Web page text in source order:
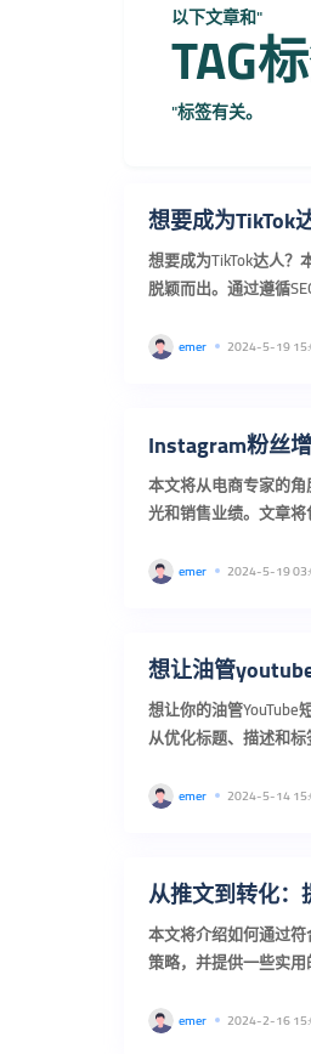
以下文章和"
TAG
"标签有关。
想要成为TikTok
想要成为TikTok达人
脱颖而出。通过遵循
emer 2024-5-19
Instagram粉丝
本文将从电商专家的
光和销售业绩。文章
emer 2024-5-19
想让油管
想让你的油管
从优化标题、描述和
emer 2024-5-14
从推文到转化
本文将介绍如何通过
策略，并提供一些实
emer 2024-2-16